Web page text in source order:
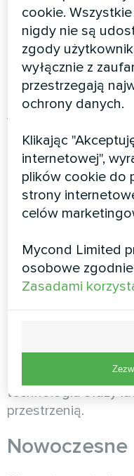
dostosować
przekłada się na
komfort w każdej
Praktyczne
Wyobraź sobie
salonem.
kilku jednostek
MCFCmoże
pozostając
podwieszanym.
Historia realizacji
opowieści o
technologia służy
przestrzenią.
cookie.
nigdy nie są
zgody
wyłącznie z
przestrzegają
ochrony danych.
Klikając
internetowej",
plików cookie do
strony
celów
Mycond Limited
osobowe
Zasadami